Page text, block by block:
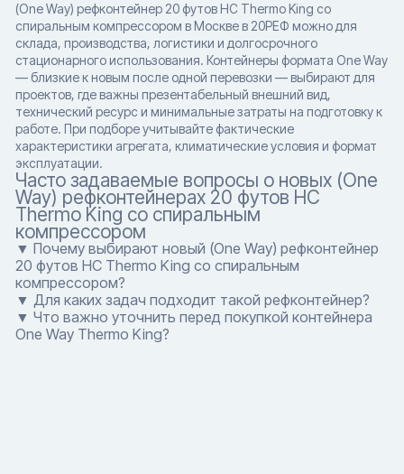
(One Way) рефконтейнер 20 футов HC Thermo King со
спиральным компрессором в Москве в 20РЕФ можно для
склада, производства, логистики и долгосрочного
стационарного использования. Контейнеры формата One Way
— близкие к новым после одной перевозки — выбирают для
проектов, где важны презентабельный внешний вид,
технический ресурс и минимальные затраты на подготовку к
работе. При подборе учитывайте фактические
характеристики агрегата, климатические условия и формат
эксплуатации.
Часто задаваемые вопросы о новых (One
Way) рефконтейнерах 20 футов HC
Thermo King со спиральным
компрессором
▼ Почему выбирают новый (One Way) рефконтейнер
20 футов HC Thermo King со спиральным
компрессором?
▼ Для каких задач подходит такой рефконтейнер?
▼ Что важно уточнить перед покупкой контейнера
One Way Thermo King?